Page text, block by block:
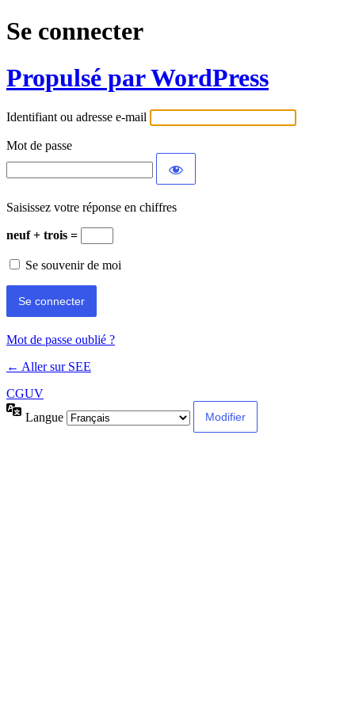
Se connecter
Propulsé par WordPress
Identifiant ou adresse e-mail
Mot de passe
Saisissez votre réponse en chiffres
neuf + trois =
Se souvenir de moi
Mot de passe oublié ?
← Aller sur SEE
CGUV
Langue